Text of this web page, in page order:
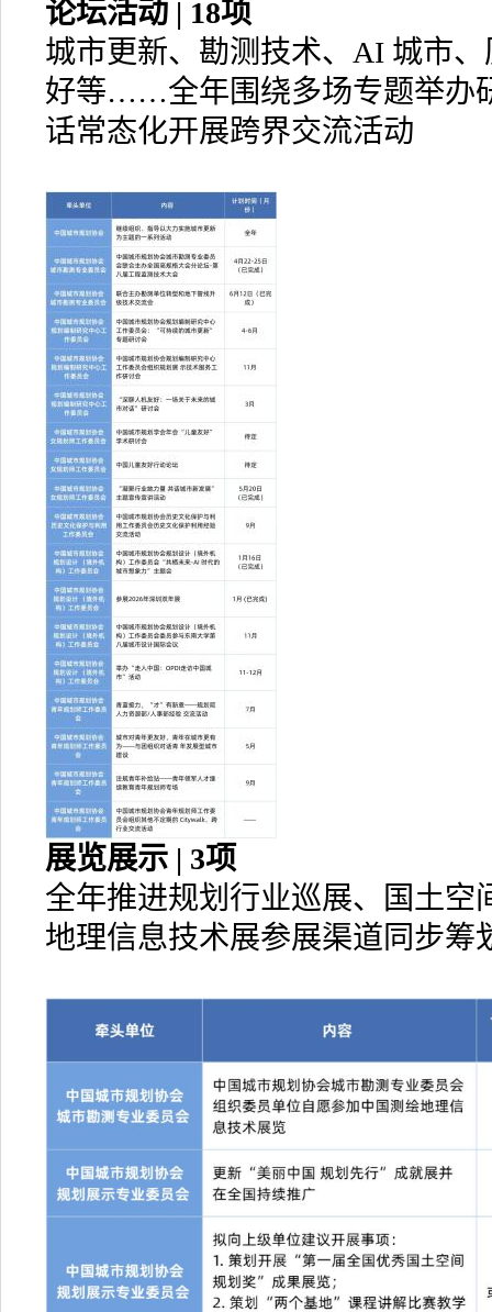
论坛活动 | 18项
城市更新、勘测技术、AI 城市
好等……全年围绕多场专题举办
话常态化开展跨界交流活动
展览展示 | 3项
全年推进规划行业巡展、国土空
地理信息技术展参展渠道同步筹